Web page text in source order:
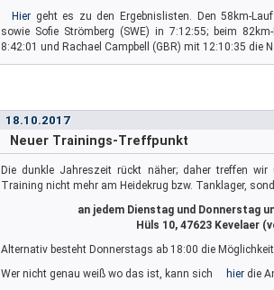
Hier geht es zu den Ergebnislisten. Den 58km-
sowie Sofie Strömberg (SWE) in 7:12:55; beim
8:42:01 und Rachael Campbell (GBR) mit 12:10:35 die
18.10.2017
Neuer Trainings-Treffpunkt
Die dunkle Jahreszeit rückt näher; daher treffen
Training nicht mehr am Heidekrug bzw. Tanklager,
an jedem Dienstag und Donnerstag
Hüls 10, 47623 Kevelaer
Alternativ besteht Donnerstags ab 18:00 die
Wer nicht genau weiß wo das ist, kann sich
hier die